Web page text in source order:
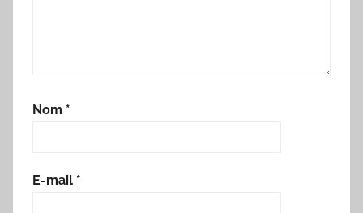
Nom *
E-mail *